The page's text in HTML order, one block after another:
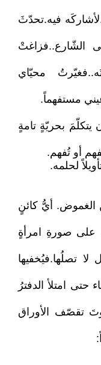
فيه.تحدّثَ
الشّارع..فزاغتْ
محيّاي
مستفهماً.
يتكلّمَ بحريّةٍ تامةٍ
أو تُفهم.
لحلمه.
الغموض. أيُّ كائنٍ
على صورةِ امرأةٍ
تصلُها.فيُخفيها
امتلأ الدفترُ
تقصّف الأوراق